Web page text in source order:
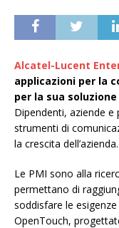
Alcatel-Lucent
applicazioni per la
per la sua
Dipendenti, aziende
strumenti di
la crescita dell’azienda.
Le PMI sono alla
permettano di
soddisfare le
OpenTouch,